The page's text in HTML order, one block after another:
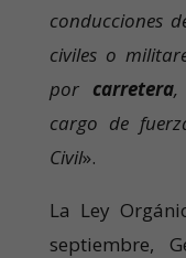
conducciones
civiles o
por carretera,
cargo de
Civil».
La Ley
septiembre,